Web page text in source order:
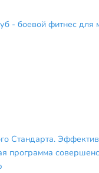
- боевой фитнес для
Стандарта.
программа